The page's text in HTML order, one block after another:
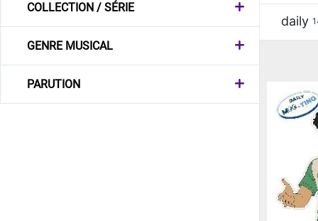
COLLECTION / SÉRIE
GENRE MUSICAL
PARUTION
daily